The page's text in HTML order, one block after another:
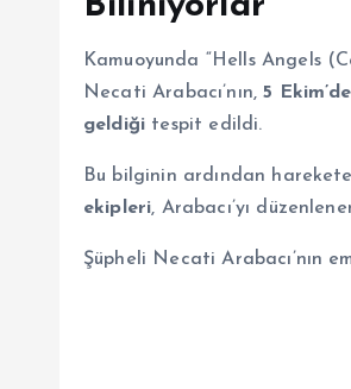
Kamuoyunda “Hells Angels
Necati Arabacı’nın,5
geldiği tespit edildi.
Bu bilginin ardından
ekipleri, Arabacı’yı
Şüpheli Necati Arabacı’nın